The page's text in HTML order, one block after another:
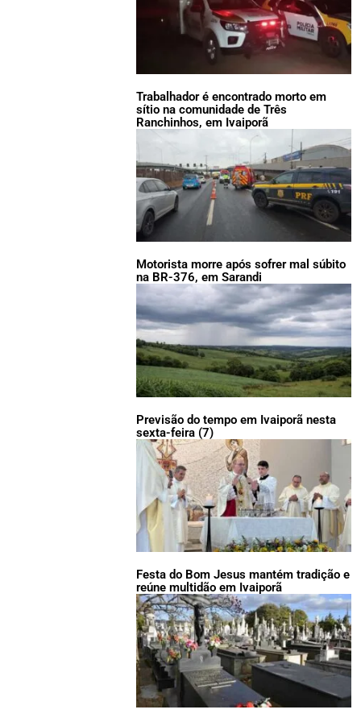
Trabalhador é encontrado morto em
sítio na comunidade de Três
Ranchinhos, em Ivaiporã
Motorista morre após sofrer mal súbito
na BR-376, em Sarandi
Previsão do tempo em Ivaiporã nesta
sexta-feira (7)
Festa do Bom Jesus mantém tradição e
reúne multidão em Ivaiporã